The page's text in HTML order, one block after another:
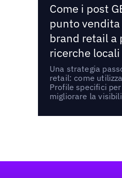
Come i post
punto
brand retail a
ricerche
Una strategia
retail: come
Profile specifici
migliorare la